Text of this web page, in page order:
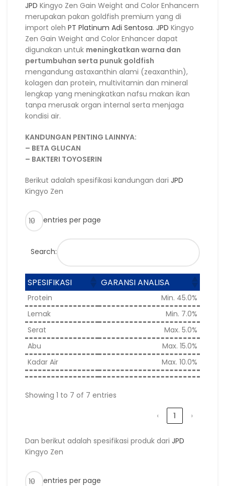
JPD Kingyo Zen Gain Weight and Color Enhancern
merupakan pakan goldfish premium yang di
import oleh PT Platinum Adi Sentosa. JPD Kingyo
Zen Gain Weight and Color Enhancer dapat
digunakan untuk meningkatkan warna dan
pertumbuhan serta punuk goldfish
mengandung astaxanthin alami (zeaxanthin),
kolagen dan protein, multivitamin dan mineral
lengkap yang meningkatkan nafsu makan ikan
tanpa merusak organ internal serta menjaga
kondisi air.
KANDUNGAN PENTING LAINNYA:
– BETA GLUCAN
– BAKTERI TOYOSERIN
Berikut adalah spesifikasi kandungan dari JPD
Kingyo Zen
entries per page
Search:
SPESIFIKASI GARANSI ANALISA
Protein
Min. 45.0%
Lemak
Min. 7.0%
Serat
Max. 5.0%
Abu
Max. 15.0%
Kadar Air
Max. 10.0%
Showing 1 to 7 of 7 entries
‹ 1 ›
Dan berikut adalah spesifikasi produk dari JPD
Kingyo Zen
entries per page